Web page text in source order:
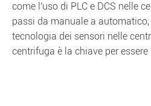
come l'uso di PLC e DCS nelle
passi da manuale a
tecnologia dei sensori nelle
centrifuga è la chiave per